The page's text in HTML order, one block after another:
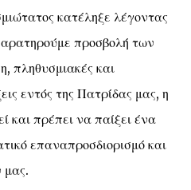
κατέληξε λέγοντας
προσβολή των
πληθυσμιακές και
εντός της Πατρίδας μας, η
και πρέπει να παίξει ένα
επαναπροσδιορισμό και
μας.